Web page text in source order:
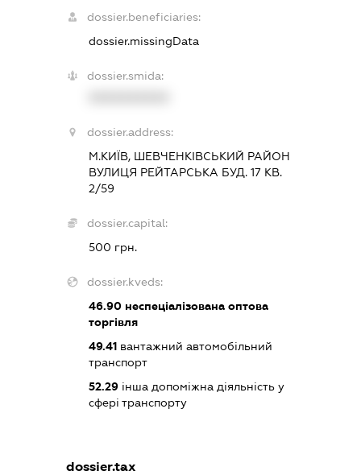
dossier.beneficiaries:
dossier.missingData
dossier.smida:
dossier.address:
М.КИЇВ, ШЕВЧЕНКІВСЬКИЙ РАЙОН
ВУЛИЦЯ РЕЙТАРСЬКА БУД. 17 КВ.
2/59
dossier.capital:
500 грн.
dossier.kveds:
46.90неспеціалізована оптова
торгівля
49.41вантажний автомобільний
транспорт
52.29інша допоміжна діяльність у
сфері транспорту
dossier.tax